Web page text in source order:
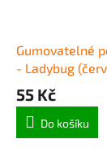
Gumovatelné
- Ladybug
55 Kč
Do košíku